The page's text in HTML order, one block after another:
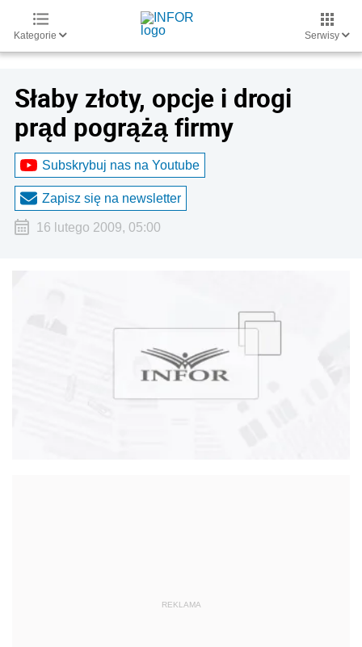
Kategorie Serwisy
Słaby złoty, opcje i drogi
prąd pogrążą firmy
Subskrybuj nas na Youtube
Zapisz się na newsletter
16 lutego 2009, 05:00